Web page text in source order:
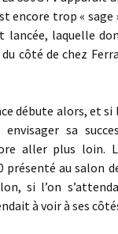
encore trop « sage
lancée, laquelle
côté de chez
alors, et si
sa
aller plus loin.
au salon
si l’on
à voir à ses